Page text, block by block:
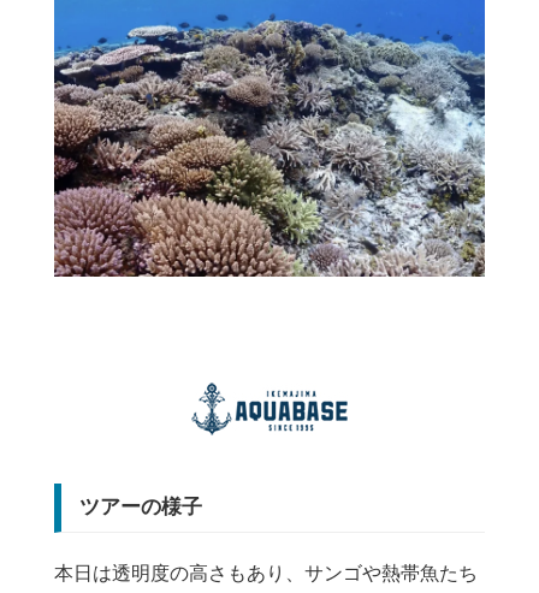
ツアーの様子
本日は透明度の高さもあり、サンゴや熱帯魚たち